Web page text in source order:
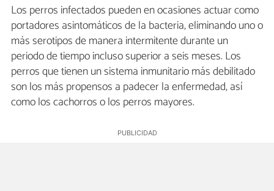
Los perros infectados pueden en ocasiones actuar como
portadores asintomáticos de la bacteria, eliminando uno o
más serotipos de manera intermitente durante un
periodo de tiempo incluso superior a seis meses. Los
perros que tienen un sistema inmunitario más debilitado
son los más propensos a padecer la enfermedad, así
como los cachorros o los perros mayores.